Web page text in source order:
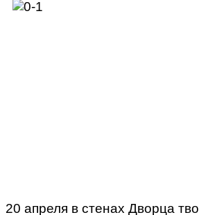
20 апреля в стенах Дворца